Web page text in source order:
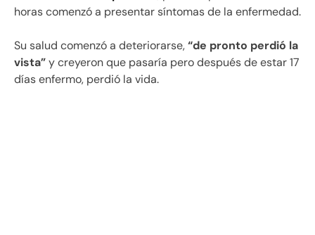
horas comenzó a presentar síntomas de la enfermedad.
Su salud comenzó a deteriorarse,“de pronto perdió la
vista”y creyeron que pasaría pero después de estar 17
días enfermo, perdió la vida.